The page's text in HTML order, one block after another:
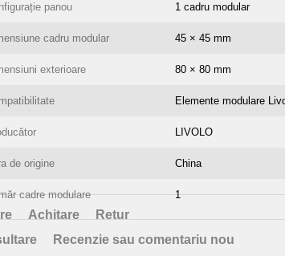
panou 1 cadru modular
cadru modular 45 × 45 mm
exterioare 80 × 80 mm
Elemente modulare
LIVOLO
de origine China
cadre modulare 1
Achitare
Retur
Recenzie sau comentariu nou